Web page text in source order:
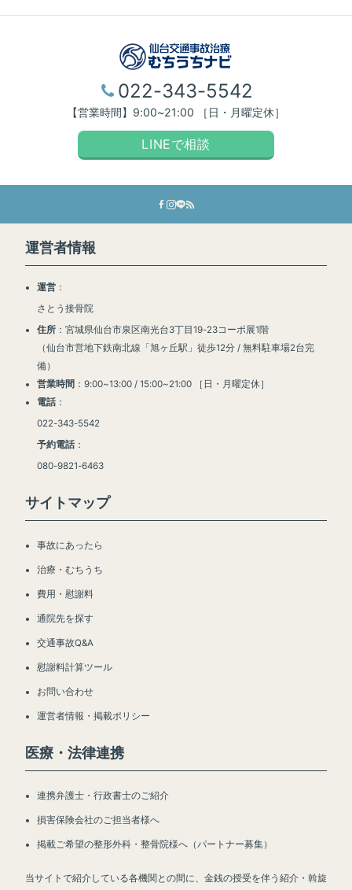
022-343-5542
【営業時間】9:00~21:00 ［日・月曜定休］
LINEで相談
運営者情報
運営：
さとう接骨院
住所：宮城県仙台市泉区南光台3丁目19-23コーポ展1階
（仙台市営地下鉄南北線「旭ヶ丘駅」徒歩12分 / 無料駐車場2台完
備）
営業時間 ：9:00~13:00 / 15:00~21:00 ［日・月曜定休］
電話：
022-343-5542
予約電話：
080-9821-6463
サイトマップ
事故にあったら
治療・むちうち
費用・慰謝料
通院先を探す
交通事故Q&A
慰謝料計算ツール
お問い合わせ
運営者情報・掲載ポリシー
医療・法律連携
連携弁護士・行政書士のご紹介
損害保険会社のご担当者様へ
掲載ご希望の整形外科・整骨院様へ（パートナー募集）
当サイトで紹介している各機関との間に、金銭の授受を伴う紹介・斡旋